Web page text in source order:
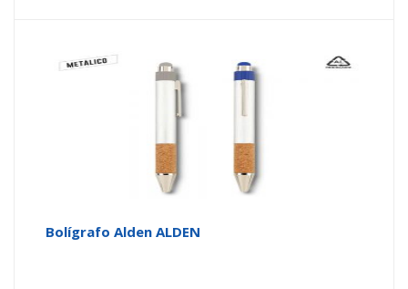
Bolígrafo Alden ALDEN